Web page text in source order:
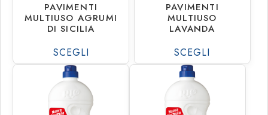
PAVIMENTI
MULTIUSO AGRUMI
DI SICILIA
SCEGLI
PAVIMENTI
MULTIUSO
LAVANDA
SCEGLI
€1.37 €1.37